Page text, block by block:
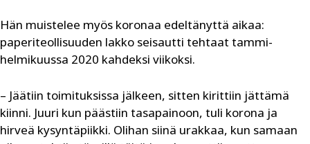
Hän muistelee myös koronaa edeltänyttä aikaa:
paperiteollisuuden lakko seisautti tehtaat tammi-
helmikuussa 2020 kahdeksi viikoksi.
– Jäätiin toimituksissa jälkeen, sitten kirittiin jättämä
kiinni. Juuri kun päästiin tasapainoon, tuli korona ja
hirveä kysyntäpiikki. Olihan siinä urakkaa, kun samaan